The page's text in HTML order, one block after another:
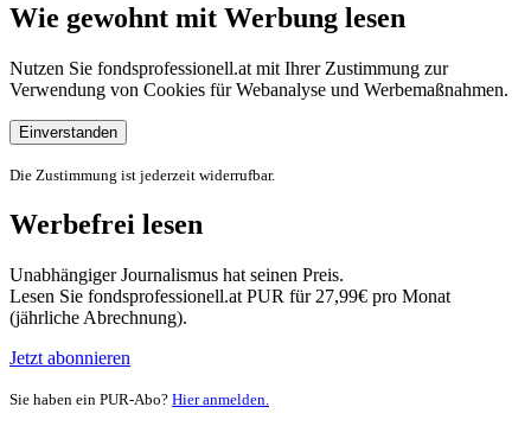
Wie gewohnt mit Werbung lesen
Nutzen Sie fondsprofessionell.at mit Ihrer Zustimmung zur
Verwendung von Cookies für Webanalyse und Werbemaßnahmen.
Einverstanden
Die Zustimmung ist jederzeit widerrufbar.
Werbefrei lesen
Unabhängiger Journalismus hat seinen Preis.
Lesen Sie fondsprofessionell.at PUR für 27,99€ pro Monat
(jährliche Abrechnung).
Jetzt abonnieren
Sie haben ein PUR-Abo? Hier anmelden.